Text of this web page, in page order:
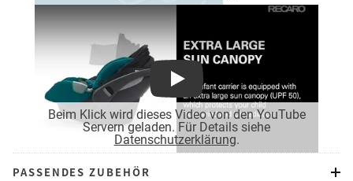
Beim Klick wird dieses Video von den YouTube
Servern geladen. Für Details siehe
Datenschutzerklärung.
Play
PASSENDES ZUBEHÖR